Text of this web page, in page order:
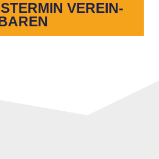
VEREIN­